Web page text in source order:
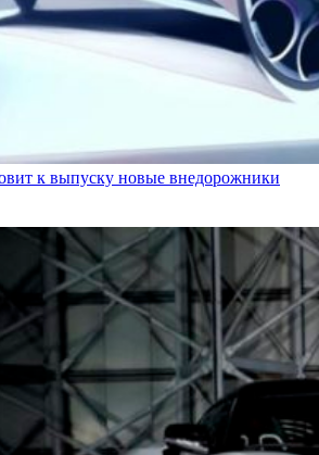
к выпуску новые внедорожники